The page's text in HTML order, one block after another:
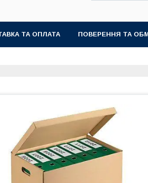
ТА ОПЛАТА ПОВЕРЕННЯ ТА